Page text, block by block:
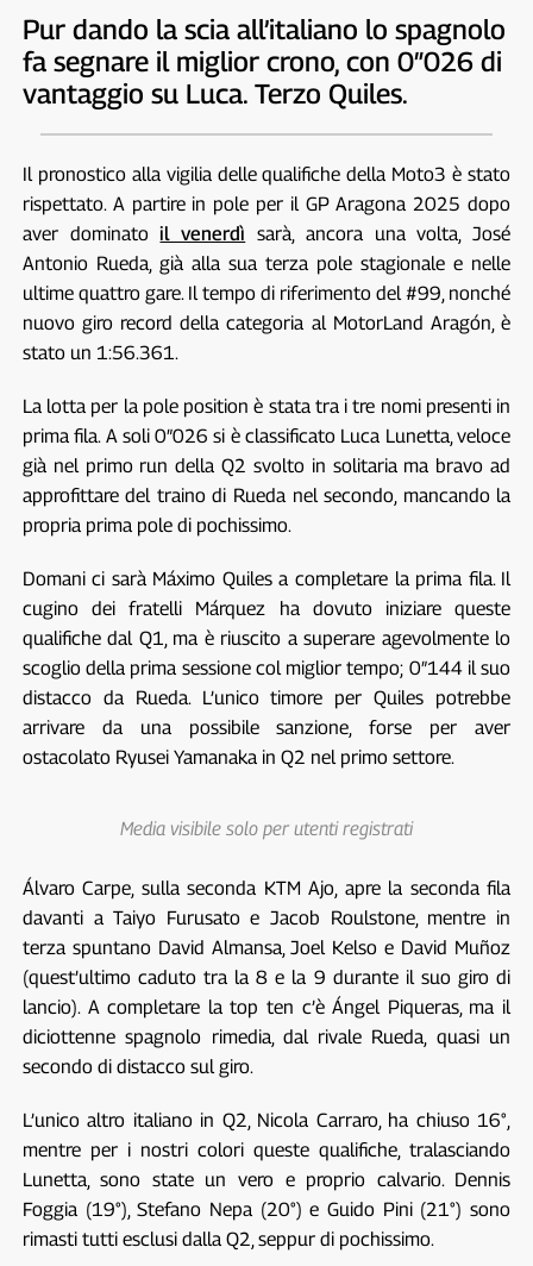
Pur dando la scia all’italiano lo spagnolo
fa segnare il miglior crono, con 0″026 di
vantaggio su Luca. Terzo Quiles.
Il pronostico alla vigilia delle qualifiche della Moto3 è stato
rispettato. A partire in pole per il GP Aragona 2025 dopo
aver dominatoil venerdì sarà, ancora una volta, José
Antonio Rueda, già alla sua terza pole stagionale e nelle
ultime quattro gare. Il tempo di riferimento del #99, nonché
nuovo giro record della categoria al MotorLand Aragón, è
stato un 1:56.361.
La lotta per la pole position è stata tra i tre nomi presenti in
prima fila. A soli 0″026 si è classificato Luca Lunetta, veloce
già nel primo run della Q2 svolto in solitaria ma bravo ad
approfittare del traino di Rueda nel secondo, mancando la
propria prima pole di pochissimo.
Domani ci sarà Máximo Quiles a completare la prima fila. Il
cugino dei fratelli Márquez ha dovuto iniziare queste
qualifiche dal Q1, ma è riuscito a superare agevolmente lo
scoglio della prima sessione col miglior tempo; 0″144 il suo
distacco da Rueda. L’unico timore per Quiles potrebbe
arrivare da una possibile sanzione, forse per aver
ostacolato Ryusei Yamanaka in Q2 nel primo settore.
Media visibile solo per utenti registrati
Álvaro Carpe, sulla seconda KTM Ajo, apre la seconda fila
davanti a Taiyo Furusato e Jacob Roulstone, mentre in
terza spuntano David Almansa, Joel Kelso e David Muñoz
(quest’ultimo caduto tra la 8 e la 9 durante il suo giro di
lancio). A completare la top ten c’è Ángel Piqueras, ma il
diciottenne spagnolo rimedia, dal rivale Rueda, quasi un
secondo di distacco sul giro.
L’unico altro italiano in Q2, Nicola Carraro, ha chiuso 16°,
mentre per i nostri colori queste qualifiche, tralasciando
Lunetta, sono state un vero e proprio calvario. Dennis
Foggia (19°), Stefano Nepa (20°) e Guido Pini (21°) sono
rimasti tutti esclusi dalla Q2, seppur di pochissimo.